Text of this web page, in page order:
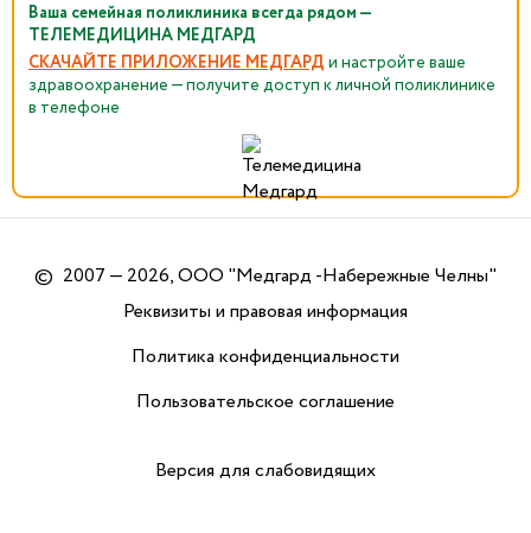
Ваша семейная поликлиника всегда рядом —
ТЕЛЕМЕДИЦИНА МЕДГАРД
СКАЧАЙТЕ ПРИЛОЖЕНИЕ МЕДГАРД и настройте ваше
здравоохранение — получите доступ к личной поликлинике
в телефоне
© 2007 — 2026, ООО "Медгард -Набережные Челны"
Реквизиты и правовая информация
Политика конфиденциальности
Пользовательское соглашение
Версия для слабовидящих